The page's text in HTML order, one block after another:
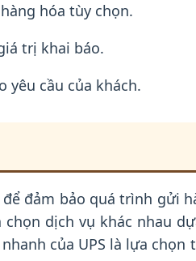
hóa tùy chọn.
trị khai báo.
yêu cầu của khách.
đảm bảo quá trình gửi
dịch vụ khác nhau
của UPS là lựa chọn